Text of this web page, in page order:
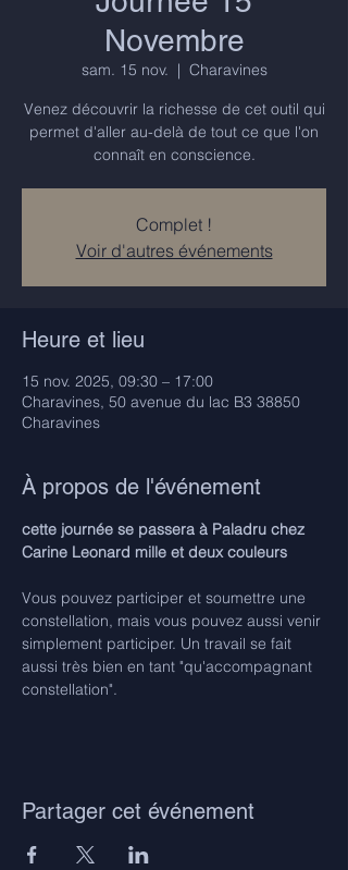
Novembre
sam. 15 nov.
  |
Charavines
Venez découvrir la richesse de cet outil qui
permet d'aller au-delà de tout ce que l'on
connaît en conscience.
Complet !
Voir d'autres événements
Heure et lieu
15 nov. 2025, 09:30 – 17:00
Charavines, 50 avenue du lac B3 38850
Charavines
À propos de l'événement
cette journée se passera à Paladru chez
Carine Leonard mille et deux couleurs
Vous pouvez participer et soumettre une
constellation, mais vous pouvez aussi venir
simplement participer. Un travail se fait
aussi très bien en tant "qu'accompagnant
constellation".
Partager cet événement